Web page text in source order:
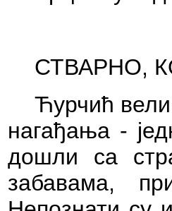
СТВАРНО,
Ћурчић
нагађања -
дошли са
забавама,